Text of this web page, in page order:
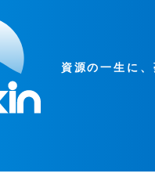
資源の一生に、